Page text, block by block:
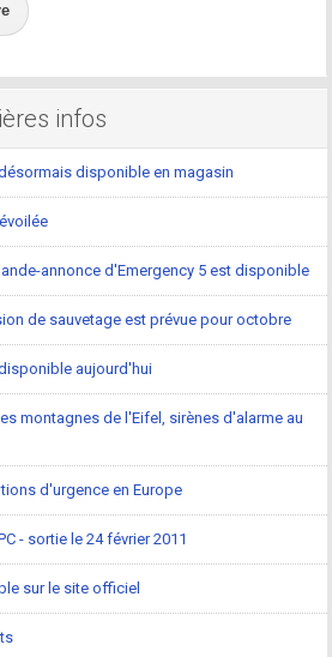
infos
disponible en magasin
annonce d'Emergency 5 est disponible
de sauvetage est prévue pour octobre
aujourd'hui
montagnes de l'Eifel, sirènes d'alarme au
d'urgence en Europe
- sortie le 24 février 2011
sur le site officiel